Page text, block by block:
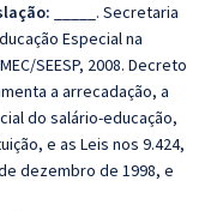
_____. Secretaria
Especial na
SEESP, 2008. Decreto
a arrecadação, a
do salário-educação,
e as Leis nos 9.424,
dezembro de 1998, e